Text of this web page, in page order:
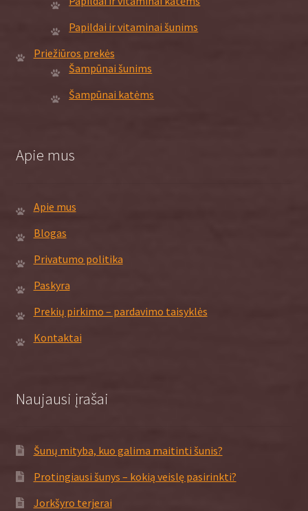
Papildai ir vitaminai šunims
Priežiūros prekės
Šampūnai šunims
Šampūnai katėms
Apie mus
Apie mus
Blogas
Privatumo politika
Paskyra
Prekių pirkimo – pardavimo taisyklės
Kontaktai
Naujausi įrašai
Šunų mityba, kuo galima maitinti šunis?
Protingiausi šunys – kokią veislę pasirinkti?
Jorkšyro terjerai